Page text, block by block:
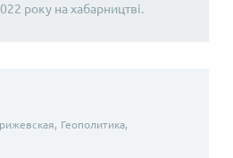
року на хабарництві.
Геополитика,